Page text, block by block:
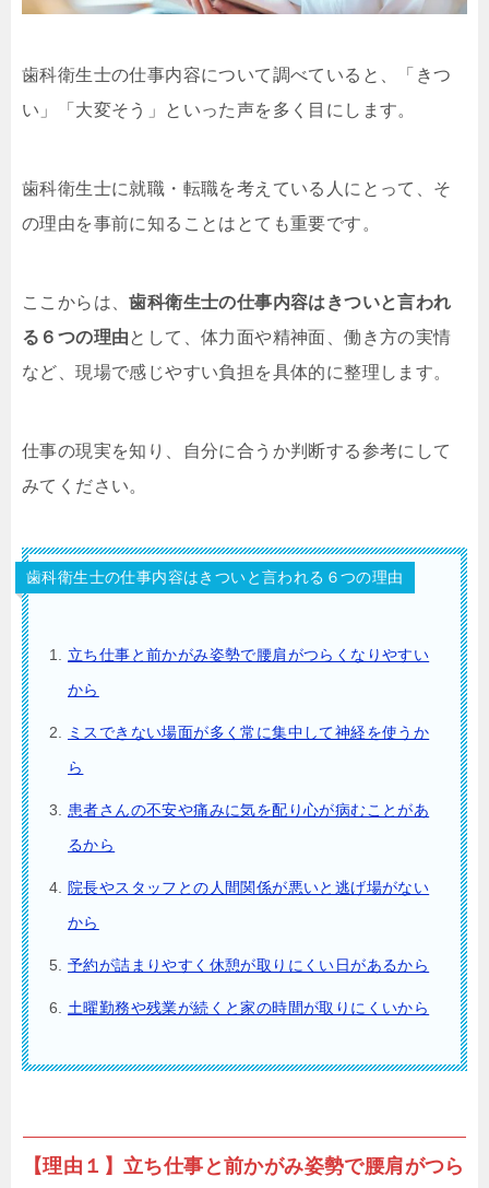
歯科衛生士の仕事内容について調べていると、「きつ
い」「大変そう」といった声を多く目にします。
歯科衛生士に就職・転職を考えている人にとって、そ
の理由を事前に知ることはとても重要です。
ここからは、歯科衛生士の仕事内容はきついと言われ
る６つの理由として、体力面や精神面、働き方の実情
など、現場で感じやすい負担を具体的に整理します。
仕事の現実を知り、自分に合うか判断する参考にして
みてください。
歯科衛生士の仕事内容はきついと言われる６つの理由
立ち仕事と前かがみ姿勢で腰肩がつらくなりやすい
から
ミスできない場面が多く常に集中して神経を使うか
ら
患者さんの不安や痛みに気を配り心が病むことがあ
るから
院長やスタッフとの人間関係が悪いと逃げ場がない
から
予約が詰まりやすく休憩が取りにくい日があるから
土曜勤務や残業が続くと家の時間が取りにくいから
【理由１】立ち仕事と前かがみ姿勢で腰肩がつら